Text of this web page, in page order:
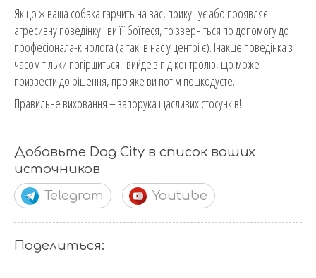
Якщо ж ваша собака гарчить на вас, прикушує або проявляє
агресивну поведінку і ви її боїтеся, то зверніться по допомогу до
професіонала-кінолога (а такі в нас у центрі є). Інакше поведінка з
часом тільки погіршиться і вийде з під контролю, що може
призвести до рішення, про яке ви потім пошкодуєте.
Правильне виховання – запорука щасливих стосунків!
Добавьте Dog City в список ваших
источников
Telegram
Youtube
Поделиться: